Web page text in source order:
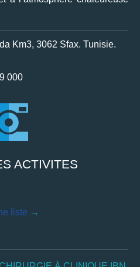
Km3, 3062 Sfax. Tunisie.
000
ACTIVITES
liste